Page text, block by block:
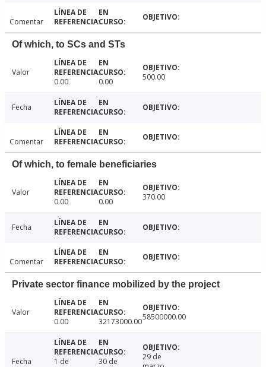
Comentar
Of which, to SCs and STs
Valor
0.00
0.00 500.00
Fecha
Comentar
Of which, to female beneficiaries
Valor
0.00
0.00 370.00
Fecha
Comentar
Private sector finance mobilized by the project
Valor
0.00
32173000.0058500000.00
Fecha
1 de
30 de
29 de